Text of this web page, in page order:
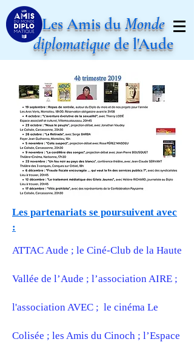
Les Amis duMonde
diplomatiquede l'Aude
Les partenariats se poursuivent avec
:
ATTAC Aude ; le Ciné-Club de la Haute
Vallée de l’Aude ; l’association AIRE ;
l'association AVEC ; le cinéma Le
Colisée ; les Amis du Cinoch ; l’Espace